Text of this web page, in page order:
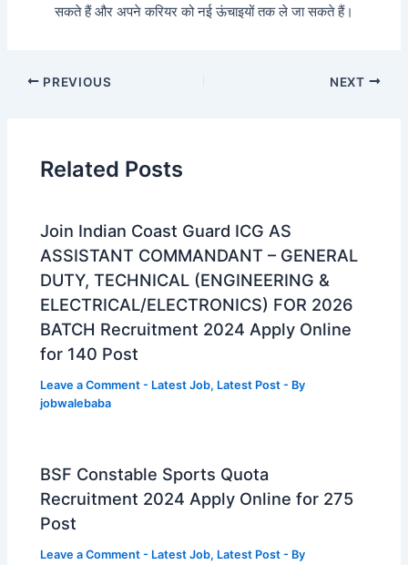
सकते हैं और अपने करियर को नई ऊंचाइयों तक ले जा सकते हैं।
PREVIOUS NEXT
Related Posts
Join Indian Coast Guard ICG AS
ASSISTANT COMMANDANT – GENERAL
DUTY, TECHNICAL (ENGINEERING &
ELECTRICAL/ELECTRONICS) FOR 2026
BATCH Recruitment 2024 Apply Online
for 140 Post
Leave a Comment - Latest Job, Latest Post - By
jobwalebaba
BSF Constable Sports Quota
Recruitment 2024 Apply Online for 275
Post
Leave a Comment - Latest Job, Latest Post - By